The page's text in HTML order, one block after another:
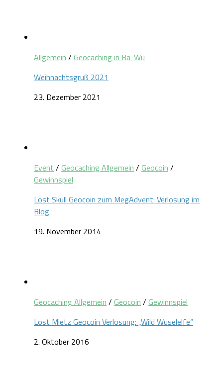
Allgemein / Geocaching in Ba-Wü
Weihnachtsgruß 2021
23. Dezember 2021
Event / Geocaching Allgemein / Geocoin /
Gewinnspiel
Lost Skull Geocoin zum MegAdvent: Verlosung im
Blog
19. November 2014
Geocaching Allgemein / Geocoin / Gewinnspiel
Lost Mietz Geocoin Verlosung: „Wild Wuselelfe“
2. Oktober 2016